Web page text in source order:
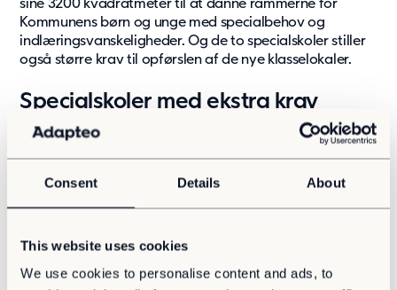
Consent Details About
This website uses cookies
We use cookies to personalise content and ads, to
Bæredygtighed
Aktuelt
Referencer
Artikler
Tilmeld til nyhedsbrev
Aktuelt
sine 3200 kvadratmeter til at danne rammerne for
Kommunens børn og unge med specialbehov og
indlæringsvanskeligheder. Og de to specialskoler stiller
også større krav til opførslen af de nye klasselokaler.
Specialskoler med ekstra krav
Opførelsen af de to midlertidige specialskoler udgør et
af de mest omfattende projekter i
pavillonleverandørens historie. Dette skyldes både
omfattende krav, der skal overholdes ved opførelsen af
Omfanget af projektet er markant større i forhold til